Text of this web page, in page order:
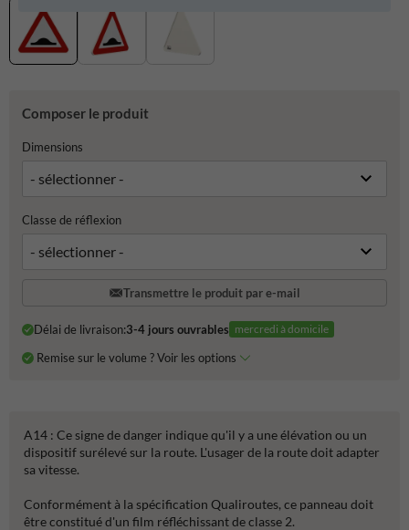
Composer le produit
Dimensions
Classe de réflexion
Transmettre le produit par e-mail
Délai de livraison:3-4 jours ouvrables mercredi à domicile
Remise sur le volume ? Voir les options
A14 : Ce signe de danger indique qu'il y a une élévation ou un
dispositif surélevé sur la route. L'usager de la route doit adapter
sa vitesse.
Conformément à la spécification Qualiroutes, ce panneau doit
être constitué d'un film réfléchissant de classe 2.